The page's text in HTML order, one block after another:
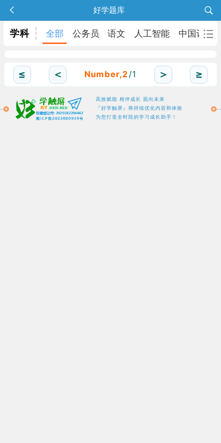
好学题库
学科 全部 公务员 语文 人工智能 中国诗词
≤ ＜ Number,2 /1 ＞ ≥
高效赋能 相伴成长 面向未来
『好学触屏』将持续优化内容和体验
为您打造全时段的学习成长助手！